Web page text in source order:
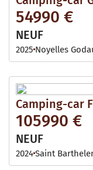
54990 €
NEUF
2025 Noyelles
Camping-car
105990 €
NEUF
2024Saint